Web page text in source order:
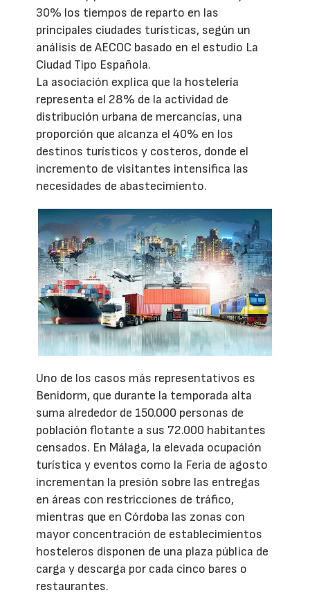
30% los tiempos de reparto en las
principales ciudades turísticas, según un
análisis de AECOC basado en el estudio La
Ciudad Tipo Española.
La asociación explica que la hostelería
representa el 28% de la actividad de
distribución urbana de mercancías, una
proporción que alcanza el 40% en los
destinos turísticos y costeros, donde el
incremento de visitantes intensifica las
necesidades de abastecimiento.
Uno de los casos más representativos es
Benidorm, que durante la temporada alta
suma alrededor de 150.000 personas de
población flotante a sus 72.000 habitantes
censados. En Málaga, la elevada ocupación
turística y eventos como la Feria de agosto
incrementan la presión sobre las entregas
en áreas con restricciones de tráfico,
mientras que en Córdoba las zonas con
mayor concentración de establecimientos
hosteleros disponen de una plaza pública de
carga y descarga por cada cinco bares o
restaurantes.